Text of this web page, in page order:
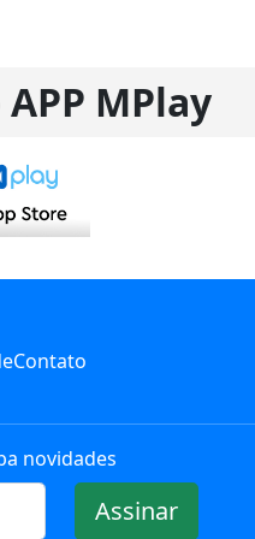
MPlay
Contato
novidades
Assinar